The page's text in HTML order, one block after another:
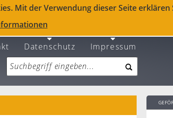
Mit der Verwendung dieser Seite
Datenschutz Impressum